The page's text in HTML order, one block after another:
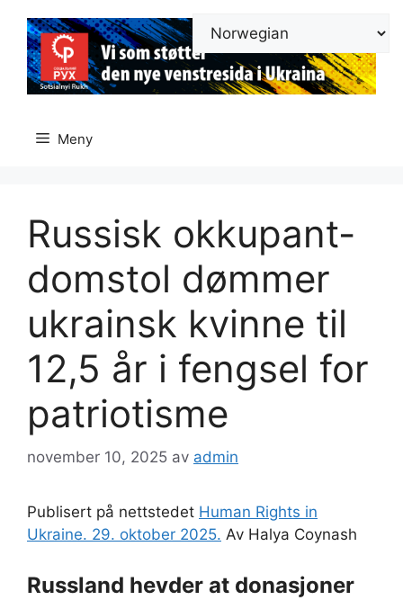
innhold
Meny
Russisk okkupant-
domstol dømmer
ukrainsk kvinne til
12,5 år i fengsel for
patriotisme
november 10, 2025 av admin
Publisert på nettstedet Human Rights in
Ukraine. 29. oktober 2025. Av Halya Coynash
Russland hevder at donasjoner